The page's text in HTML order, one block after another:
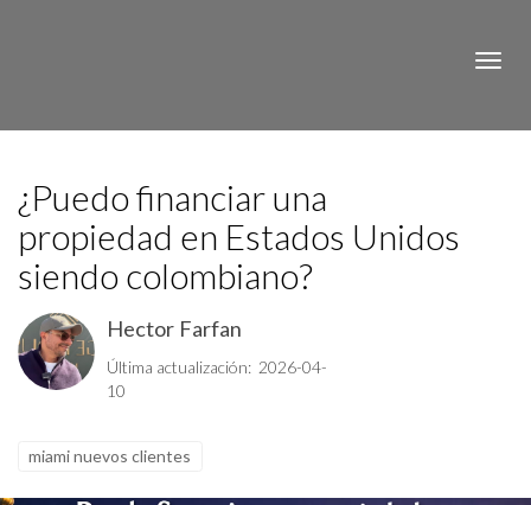
¿Puedo financiar una
propiedad en Estados Unidos
siendo colombiano?
Hector Farfan
Última actualización: 2026-04-
10
miami nuevos clientes